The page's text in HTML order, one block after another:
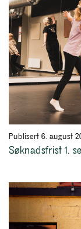
Publisert 6. august
Søknadsfrist 1.